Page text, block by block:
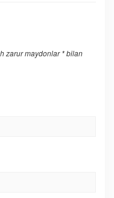
zarur maydonlar*bilan